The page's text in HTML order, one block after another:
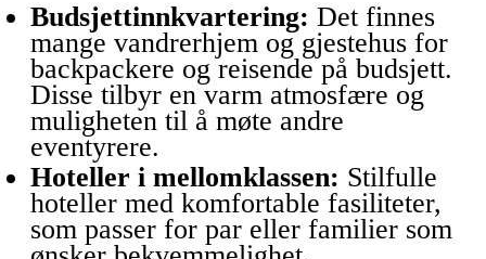
Budsjettinnkvartering: Det finnes
mange vandrerhjem og gjestehus for
backpackere og reisende på budsjett.
Disse tilbyr en varm atmosfære og
muligheten til å møte andre
eventyrere.
Hoteller i mellomklassen: Stilfulle
hoteller med komfortable fasiliteter,
som passer for par eller familier som